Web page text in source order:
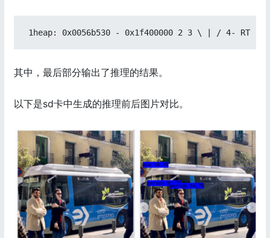
1heap: 0x0056b530 - 0x1f400000 2 3 \ | / 4- RT -
其中，最后部分输出了推理的结果。
以下是sd卡中生成的推理前后图片对比。